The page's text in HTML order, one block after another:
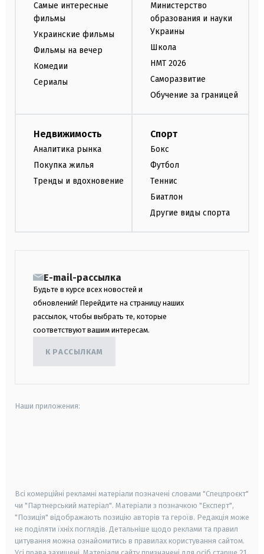
Самые интересные
фильмы
Украинские фильмы
Фильмы на вечер
Комедии
Сериалы
Министерство
образования и науки
Украины
Школа
НМТ 2026
Саморазвитие
Обучение за границей
Недвижимость
Аналитика рынка
Покупка жилья
Тренды и вдохновение
Спорт
Бокс
Футбол
Теннис
Биатлон
Другие виды спорта
E-mail-рассылка
Будьте в курсе всех новостей и
обновлений! Перейдите на страницу наших
рассылок, чтобы выбрать те, которые
соответствуют вашим интересам.
К РАССЫЛКАМ
Наши приложения:
Всі комерційні рекламні матеріали позначені словами "Спецпроєкт"
чи "Партнерський матеріал". Матеріали з позначкою "Експерт",
"Позиція" відображають позицію авторів та героїв. Редакція може
не поділяти їхніх поглядів. Детальніше щодо реклами та правил
цитування можна ознайомитись в правилах користування сайтом.